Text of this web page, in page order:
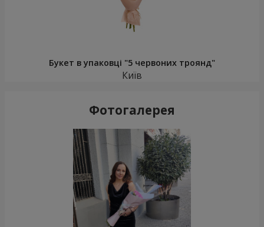
Букет в упаковці "5 червоних троянд"
Київ
Фотогалерея